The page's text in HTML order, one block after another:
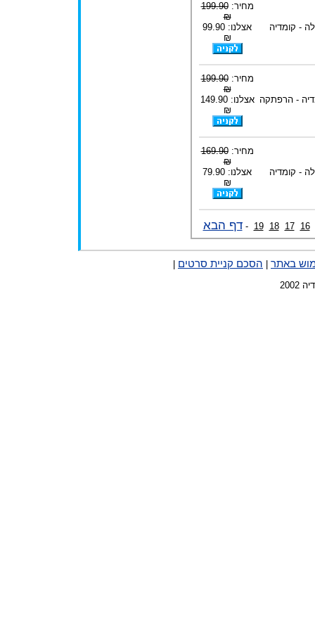
- קומדיה
מחיר:199.90
₪
אצלנו: 99.90
₪
- הרפתקה
מחיר:199.90
₪
אצלנו: 149.90
₪
- קומדיה
מחיר:169.90
₪
אצלנו: 79.90
₪
16
17
18
19
-דף הבא
באתר הסכם קניית סרטים